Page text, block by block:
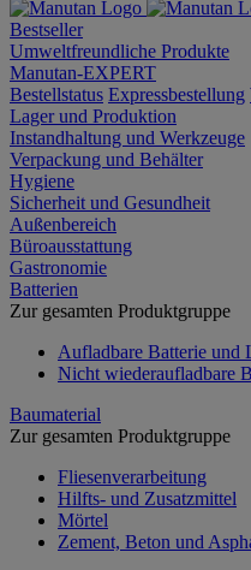
Bestseller
Umweltfreundliche Produkte
Manutan-EXPERT
Bestellstatus Expressbestellung
Lager und Produktion
Instandhaltung und Werkzeuge
Verpackung und Behälter
Hygiene
Sicherheit und Gesundheit
Außenbereich
Büroausstattung
Gastronomie
Batterien
Zur gesamten Produktgruppe
Aufladbare Batterie und
Nicht wiederaufladbare
Baumaterial
Zur gesamten Produktgruppe
Fliesenverarbeitung
Hilfts- und Zusatzmittel
Mörtel
Zement, Beton und